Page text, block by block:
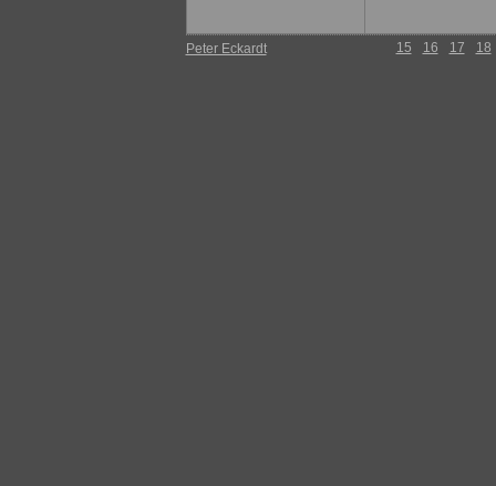
15 16 17 18
Peter Eckardt